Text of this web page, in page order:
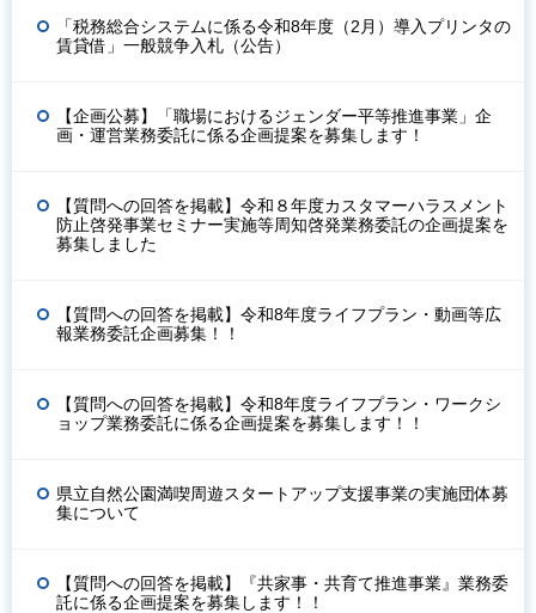
「税務総合システムに係る令和8年度（2月）導入プリンタの
賃貸借」一般競争入札（公告）
【企画公募】「職場におけるジェンダー平等推進事業」企
画・運営業務委託に係る企画提案を募集します！
【質問への回答を掲載】令和８年度カスタマーハラスメント
防止啓発事業セミナー実施等周知啓発業務委託の企画提案を
募集しました
【質問への回答を掲載】令和8年度ライフプラン・動画等広
報業務委託企画募集！！
【質問への回答を掲載】令和8年度ライフプラン・ワークシ
ョップ業務委託に係る企画提案を募集します！！
県立自然公園満喫周遊スタートアップ支援事業の実施団体募
集について
【質問への回答を掲載】『共家事・共育て推進事業』業務委
託に係る企画提案を募集します！！